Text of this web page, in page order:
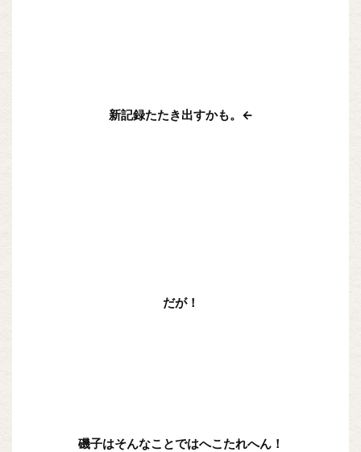
新記録たたき出すかも。←
だが！
磯子はそんなことではへこたれへん！